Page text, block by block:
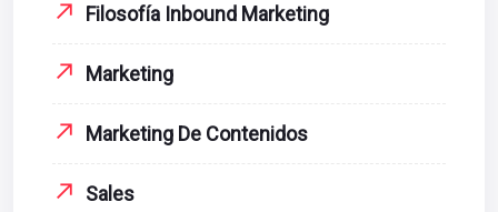
Filosofía Inbound Marketing
Marketing
Marketing De Contenidos
Sales